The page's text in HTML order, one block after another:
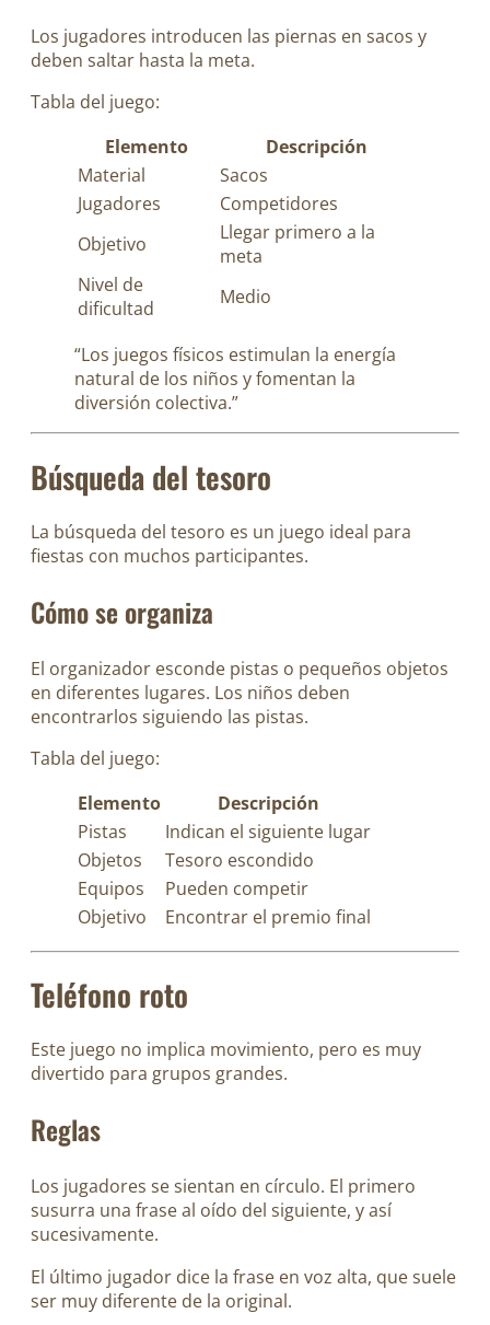
Los jugadores introducen las piernas en sacos y
deben saltar hasta la meta.
Tabla del juego:
Elemento
Descripción
Material
Sacos
Jugadores
Competidores
Objetivo
Llegar primero a la
meta
Nivel de
dificultad
Medio
“Los juegos físicos estimulan la energía
natural de los niños y fomentan la
diversión colectiva.”
Búsqueda del tesoro
La búsqueda del tesoro es un juego ideal para
fiestas con muchos participantes.
Cómo se organiza
El organizador esconde pistas o pequeños objetos
en diferentes lugares. Los niños deben
encontrarlos siguiendo las pistas.
Tabla del juego:
Elemento
Descripción
Pistas
Indican el siguiente lugar
Objetos
Tesoro escondido
Equipos
Pueden competir
Objetivo
Encontrar el premio final
Teléfono roto
Este juego no implica movimiento, pero es muy
divertido para grupos grandes.
Reglas
Los jugadores se sientan en círculo. El primero
susurra una frase al oído del siguiente, y así
sucesivamente.
El último jugador dice la frase en voz alta, que suele
ser muy diferente de la original.